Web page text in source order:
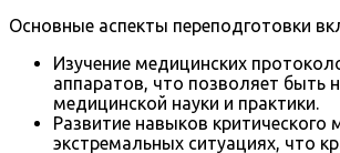
Основные аспекты переподготовки
Изучение медицинских
аппаратов, что позволяет быть
медицинской науки и практики.
Развитие навыков
экстремальных ситуациях, что